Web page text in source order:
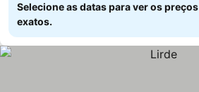
Selecione as datas para ver os preços
exatos.